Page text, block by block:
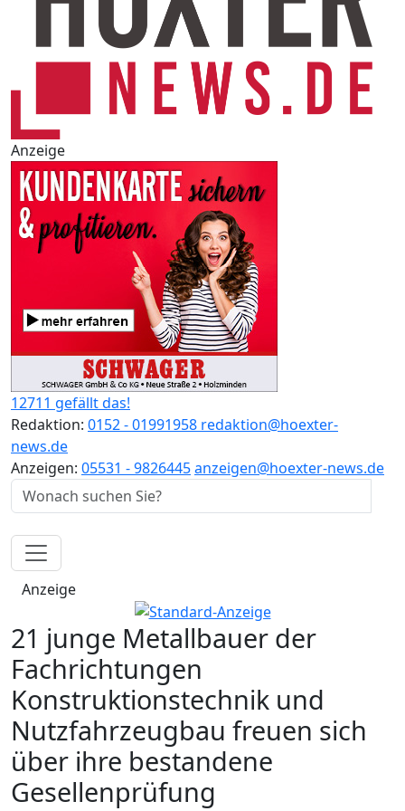
Anzeige
12711 gefällt das!
Redaktion: 0152 - 01991958 redaktion@hoexter-
news.de
Anzeigen: 05531 - 9826445anzeigen@hoexter-news.de
Anzeige
21 junge Metallbauer der
Fachrichtungen
Konstruktionstechnik und
Nutzfahrzeugbau freuen sich
über ihre bestandene
Gesellenprüfung